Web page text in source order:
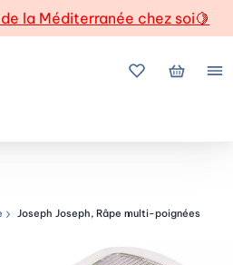
la Méditerranée chez soi🍋
Mes favoris
Mon
Joseph Joseph, Râpe multi-poignées